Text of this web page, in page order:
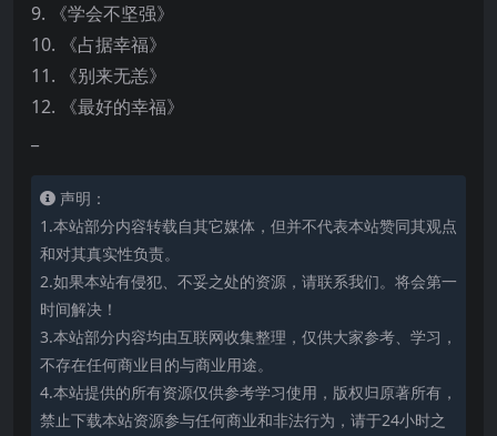
9. 《学会不坚强》
10. 《占据幸福》
11. 《别来无恙》
12. 《最好的幸福》
声明：
1.本站部分内容转载自其它媒体，但并不代表本站赞同其观点
和对其真实性负责。
2.如果本站有侵犯、不妥之处的资源，请联系我们。将会第一
时间解决！
3.本站部分内容均由互联网收集整理，仅供大家参考、学习，
不存在任何商业目的与商业用途。
4.本站提供的所有资源仅供参考学习使用，版权归原著所有，
禁止下载本站资源参与任何商业和非法行为，请于24小时之